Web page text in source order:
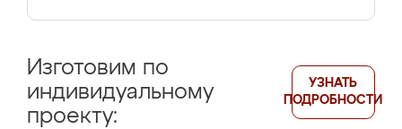
Изготовим по
индивидуальному
проекту:
УЗНАТЬ
ПОДРОБНОСТИ